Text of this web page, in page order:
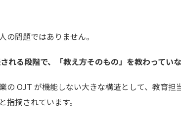
の問題ではありません。
れる段階で、「教え方そのもの」を教わってい
の OJT が機能しない大きな構造として、教育
指摘されています。